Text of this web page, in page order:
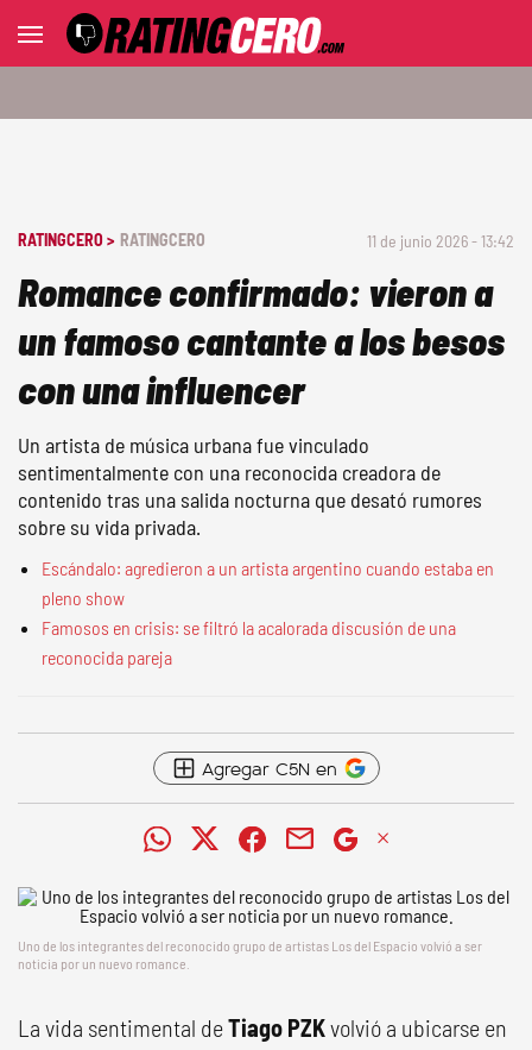
RATINGCERO > RATINGCERO 11 de junio 2026 - 13:42
Romance confirmado: vieron a
un famoso cantante a los besos
con una influencer
Un artista de música urbana fue vinculado
sentimentalmente con una reconocida creadora de
contenido tras una salida nocturna que desató rumores
sobre su vida privada.
Escándalo: agredieron a un artista argentino cuando estaba en
pleno show
Famosos en crisis: se filtró la acalorada discusión de una
reconocida pareja
Agregar C5N en
Uno de los integrantes del reconocido grupo de artistas Los del Espacio volvió a ser
noticia por un nuevo romance.
La vida sentimental deTiago PZKvolvió a ubicarse en